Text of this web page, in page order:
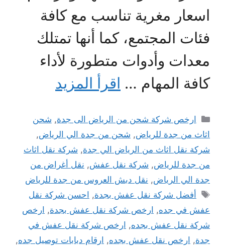
اسعار مغرية تناسب مع كافة
فئات المجتمع، كما أنها تمتلك
معدات وأدوات متطورة لأداء
كافة المهام … اقرأ المزيد
التصنيفات
ارخص شركة شحن من الرياض الى جدة, شحن
اثاث من جدة للرياض, شحن من جدة الي الرياض,
شركة نقل اثاث من الرياض الي جدة, شركة نقل اثاث
من جدة للرياض, شركة نقل عفش, نقل أغراض من
جدة الي الرياض, نقل دبش العروس من جدة للرياض
الوسوم
أفضل شركة نقل عفش بجدة, احسن شركة نقل
عفش في جده, ارخص شركة نقل عفش بجدة, ارخص
شركة نقل عفش بجده, ارخص شركة نقل عفش في
جدة, ارخص نقل عفش بجده, ارقام دبابات توصيل جده,